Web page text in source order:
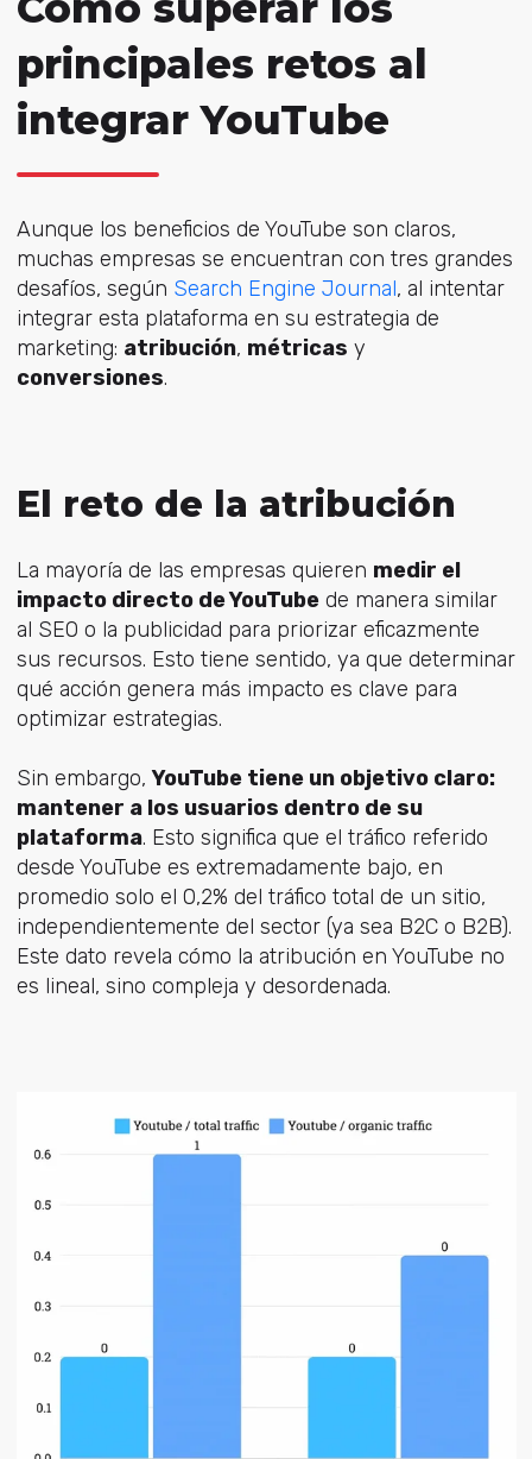
principales retos al
integrar YouTube
Aunque los beneficios de YouTube son claros,
muchas empresas se encuentran con tres grandes
desafíos, según Search Engine Journal, al intentar
integrar esta plataforma en su estrategia de
marketing: atribución, métricas y
conversiones.
El reto de la atribución
La mayoría de las empresas quieren medir el
impacto directo de YouTubede manera similar
al SEO o la publicidad para priorizar eficazmente
sus recursos. Esto tiene sentido, ya que determinar
qué acción genera más impacto es clave para
optimizar estrategias.
Sin embargo,YouTube tiene un objetivo claro:
mantener a los usuarios dentro de su
plataforma. Esto significa que el tráfico referido
desde YouTube es extremadamente bajo, en
promedio solo el 0,2% del tráfico total de un sitio,
independientemente del sector (ya sea B2C o B2B).
Este dato revela cómo la atribución en YouTube no
es lineal, sino compleja y desordenada.